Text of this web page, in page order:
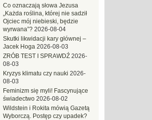
Co oznaczają słowa Jezusa
„Każda roślina, której nie sadził
Ojciec mój niebieski, będzie
wyrwana”? 2026-08-04
Skutki likwidacji kary głównej –
Jacek Hoga 2026-08-03
ZRÓB TEST I SPRAWDŹ 2026-
08-03
Kryzys klimatu czy nauki 2026-
08-03
Feminizm się myli! Fascynujące
świadectwo 2026-08-02
Wildstein i Rokita mówią Gazetą
Wyborczą. Postęp czy upadek?